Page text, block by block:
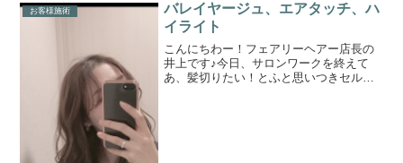
お客様施術
バレイヤージュ、エアタッチ、ハ
イライト
こんにちわー！フェアリーヘアー店長の
井上です♪今日、サロンワークを終えて
あ、髪切りたい！とふと思いつきセルフ